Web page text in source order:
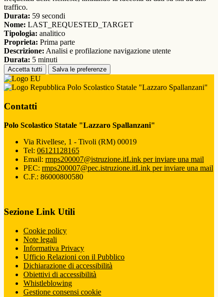
traffico.
Durata: 59 secondi
Nome: LAST_REQUESTED_TARGET
Tipologia: analitico
Proprieta: Prima parte
Descrizione: Analisi e profilazione navigazione utente
Durata: 5 minuti
Accetta tutti Salva le preferenze
Polo Scolastico Statale "Lazzaro Spallanzani"
Contatti
Polo Scolastico Statale "Lazzaro Spallanzani"
Via Rivellese, 1 - Tivoli (RM) 00019
Tel: 06121128165
Email: rmps200007@istruzione.itLink per inviare una mail
PEC: rmps200007@pec.istruzione.itLink per inviare una mail
C.F.: 86000800580
Sezione Link Utili
Cookie policy
Note legali
Informativa Privacy
Ufficio Relazioni con il Pubblico
Dichiarazione di accessibilità
Obiettivi di accessibilità
Whistleblowing
Gestione consensi cookie